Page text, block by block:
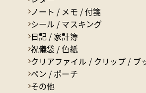
ノート / メモ / 付箋
シール / マスキング
日記 / 家計簿
祝儀袋 / 色紙
クリアファイル / クリップ / ブ
ペン / ポーチ
その他